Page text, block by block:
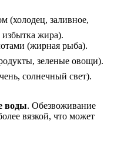
(холодец, заливное,
жира).
(жирная рыба).
зеленые овощи).
солнечный свет).
воды. Обезвоживание
вязкой, что может